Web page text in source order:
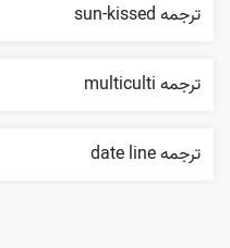
ترجمه sun-kissed
ترجمه multiculti
ترجمه date line